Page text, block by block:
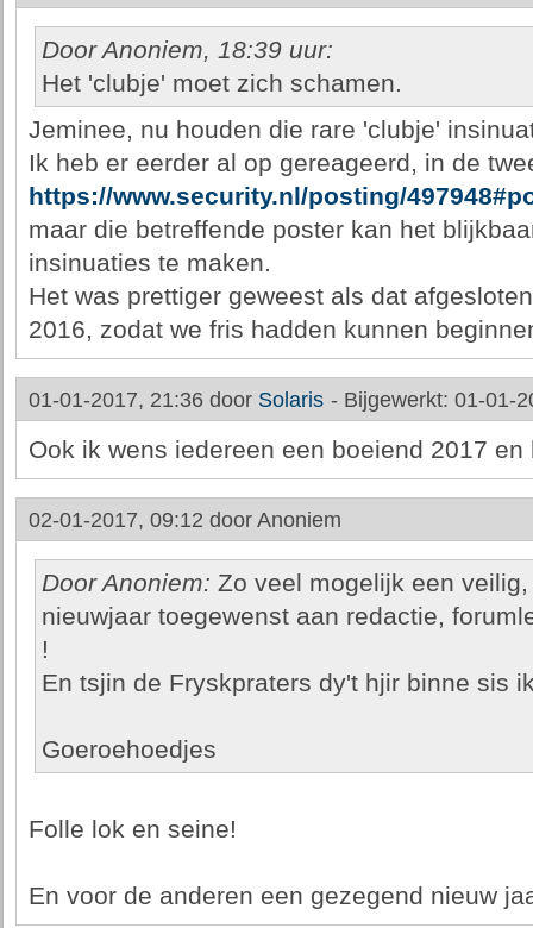
Door Anoniem, 18:39 uur:
Het 'clubje' moet zich schamen.
Jeminee, nu houden die rare 'clubje'
Ik heb er eerder al op gereageerd, in de
https://www.security.nl/posting/
maar die betreffende poster kan het
insinuaties te maken.
Het was prettiger geweest als dat
2016, zodat we fris hadden kunnen
01-01-2017, 21:36 door Solaris - Bijgewerkt: 01-01-
Ook ik wens iedereen een boeiend 2017 en
02-01-2017, 09:12 door Anoniem
Door Anoniem: Zo veel mogelijk een
nieuwjaar toegewenst aan redactie,
!
En tsjin de Fryskpraters dy't hjir binne sis
Goeroehoedjes
Folle lok en seine!
En voor de anderen een gezegend nieuw